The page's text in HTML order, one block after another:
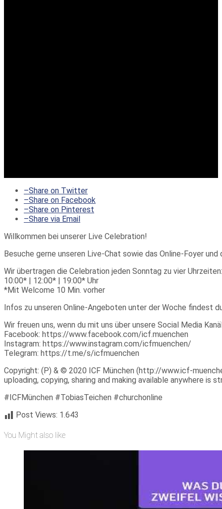
–Share on Twitter
–Share on Facebook
–Share on Pinterest
–Share via Email
Willkommen bei unserer Live Celebration!
Besuche gerne unseren Live-Chat sowie das Online-Foyer
Wir übertragen die Celebration jeden Sonntag zu vier Uhrzeiten:
10:00* | 12:00* | 19:00* Uhr
*Mit Welcome 10 Min. vorher
Infos zu unseren Online-Angeboten unter der Woche findest
Wir freuen uns, wenn du mit uns über unsere Social Media
Facebook: https://www.facebook.com/icf.muenchen
Instagram: https://www.instagram.com/icfmuenchen/
Telegram: https://t.me/s/icfmuenchen
Copyright: (P) & © 2020 ICF München (http://www.icf-
uploading, copying, sharing and making available anywhere is
#ICFMünchen #TobiasTeichen #churchonline
Post Views: 1.643
You Might also like